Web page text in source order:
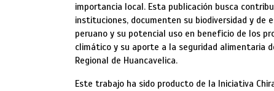
importancia local. Esta publicación busca
instituciones, documenten su biodiversidad y de
peruano y su potencial uso en beneficio de los
climático y su aporte a la seguridad alimentaria
Regional de Huancavelica.
Este trabajo ha sido producto de la Iniciativa